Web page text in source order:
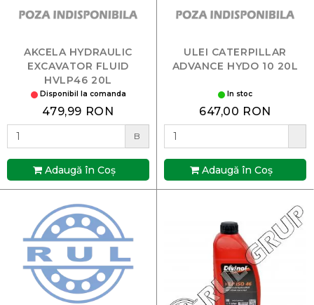
AKCELA HYDRAULIC
EXCAVATOR FLUID
HVLP46 20L
Disponibil la comanda
479,99 RON
B
Adaugă în Coş
ULEI CATERPILLAR
ADVANCE HYDO 10 20L
In stoc
647,00 RON
Adaugă în Coş